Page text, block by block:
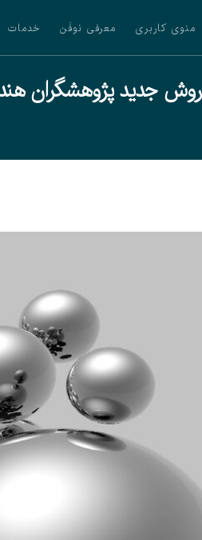
منوی کاربری معرفی نوفَن خدمات
روش جدید پژوهشگران